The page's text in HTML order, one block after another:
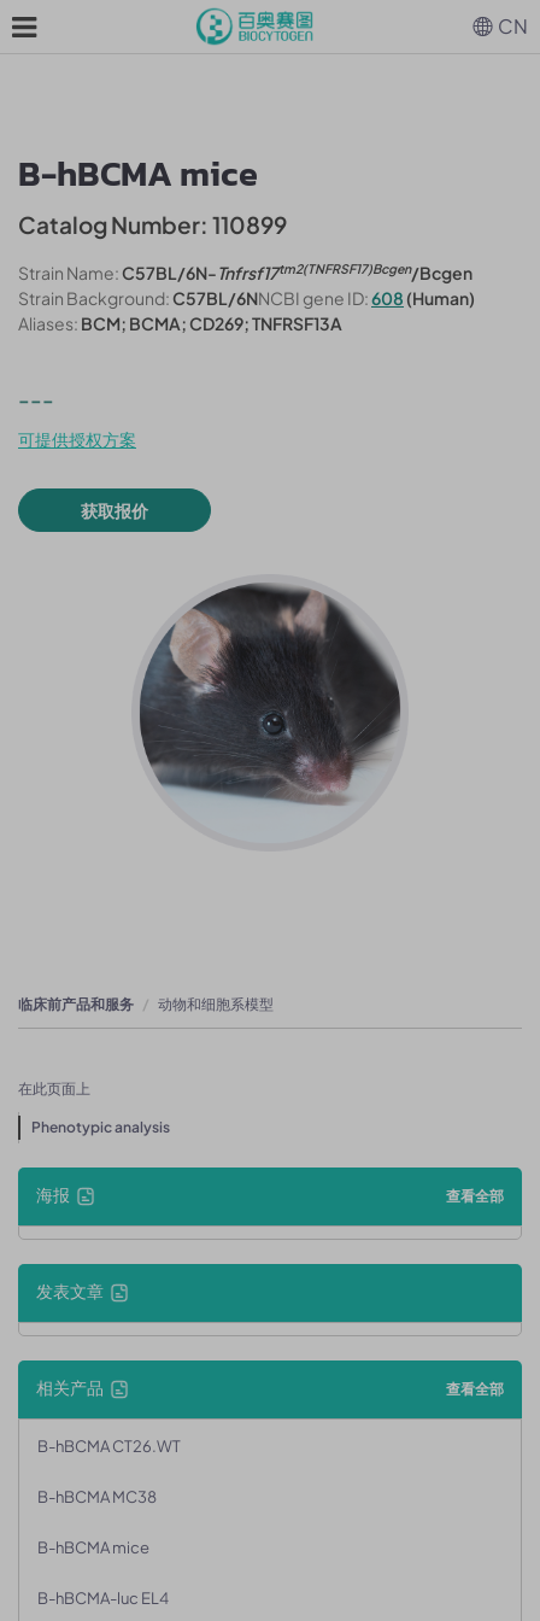
B-hBCMA mice
Catalog Number: 110899
Strain Name:C57BL/6N-Tnfrsf17tm2(TNFRSF17)Bcgen/Bcgen
Strain Background:C57BL/6NNCBI gene ID:608 (Human)
Aliases: BCM; BCMA; CD269; TNFRSF13A
---
可提供授权方案
获取报价
临床前产品和服务 动物和细胞系模型
在此页面上
Phenotypic analysis
海报 查看全部
发表文章
相关产品 查看全部
B-hBCMA CT26.WT
B-hBCMA MC38
B-hBCMA mice
B-hBCMA-luc EL4
CN